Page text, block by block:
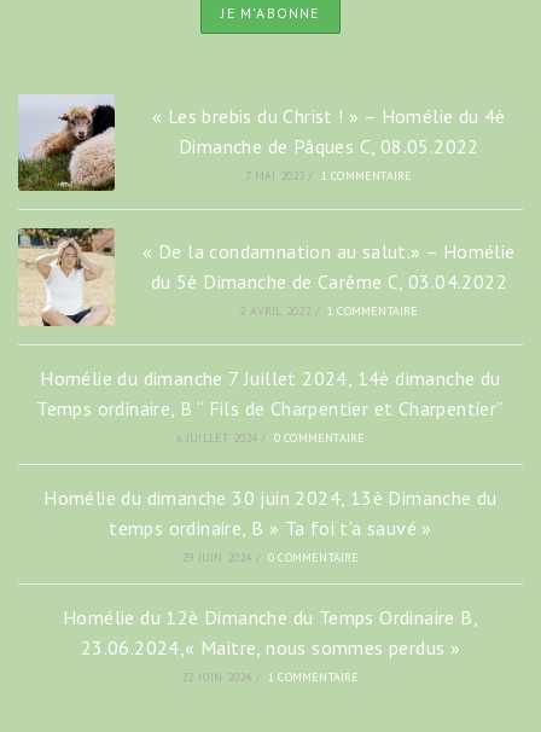
« Les brebis du Christ ! » – Homélie du 4è
Dimanche de Pâques C, 08.05.2022
7 MAI 2022 / 1 COMMENTAIRE
« De la condamnation au salut.» – Homélie
du 5è Dimanche de Carême C, 03.04.2022
2 AVRIL 2022 / 1 COMMENTAIRE
Homélie du dimanche 7 Juillet 2024, 14è dimanche du
Temps ordinaire, B “ Fils de Charpentier et Charpentier”
6 JUILLET 2024 / 0 COMMENTAIRE
Homélie du dimanche 30 juin 2024, 13è Dimanche du
temps ordinaire, B » Ta foi t’a sauvé »
29 JUIN 2024 / 0 COMMENTAIRE
Homélie du 12è Dimanche du Temps Ordinaire B,
23.06.2024,« Maitre, nous sommes perdus »
22 JUIN 2024 / 1 COMMENTAIRE